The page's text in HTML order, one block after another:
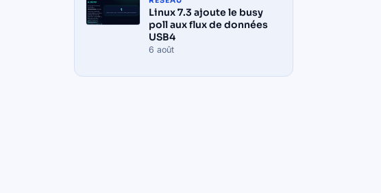
Linux 7.3 ajoute le busy
poll aux flux de données
USB4
6 août